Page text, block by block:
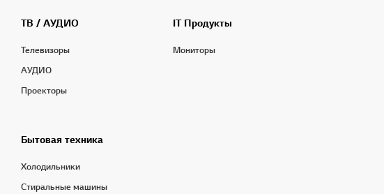
ТВ / АУДИО
Телевизоры
АУДИО
Проекторы
IT Продукты
Мониторы
Бытовая техника
Холодильники
Стиральные машины